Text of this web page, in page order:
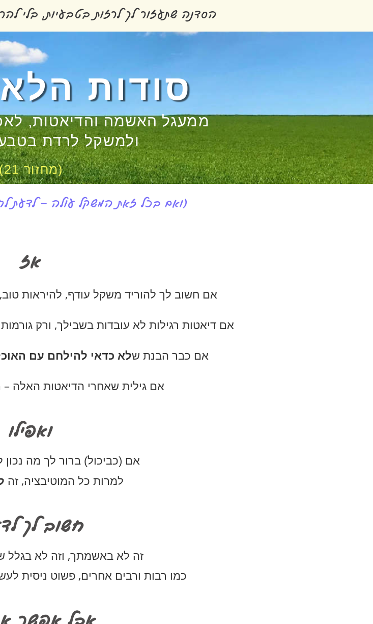
הסדנה שתעזור לך לרזות בטבעיות, בלי
סודות
ממעגל האשמה והדיאטות,
ולמשקל לרדת
(מחזור 21)
(ואם בכל זאת המשקל עולה – לדעת
אז
אם חשוב לך להוריד משקל עודף, להיראות טוב,
אם דיאטות רגילות לא עובדות בשבילך, ורק
אם כבר הבנת שלא כדאי להילחם עם
אם גילית שאחרי הדיאטות האלה
ואפילו
אם (כביכול) ברור לך מה
למרות כל המוטיבציה, זה
חשוב לך
זה לא באשמתך, וזה לא בגלל
כמו רבות ורבים אחרים, פשוט ניסית